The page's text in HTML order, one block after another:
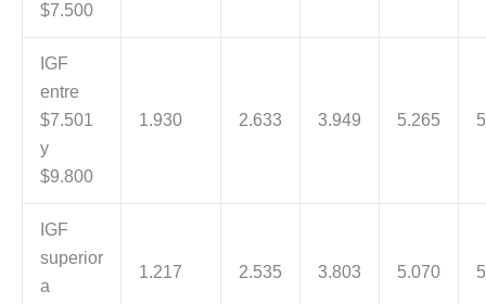
$7.500
IGF
entre
$7.501
y
$9.800
1.930 2.633 3.949 5.265
IGF
superior
a
1.217 2.535 3.803 5.070